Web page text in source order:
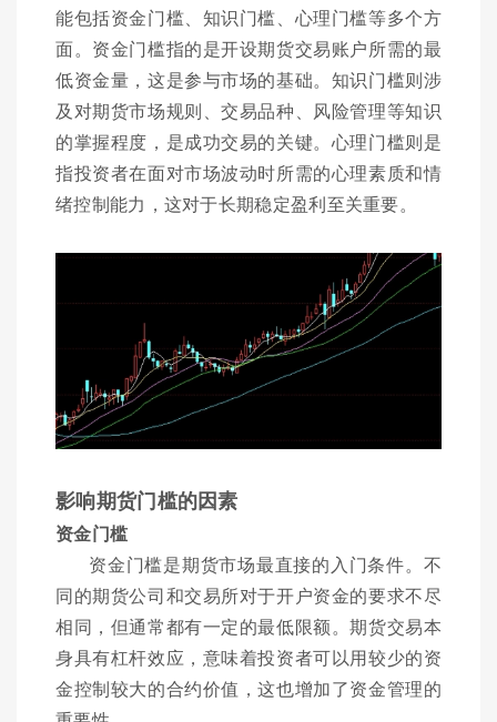
能包括资金门槛、知识门槛、心理门槛等多个方
面。资金门槛指的是开设期货交易账户所需的最
低资金量，这是参与市场的基础。知识门槛则涉
及对期货市场规则、交易品种、风险管理等知识
的掌握程度，是成功交易的关键。心理门槛则是
指投资者在面对市场波动时所需的心理素质和情
绪控制能力，这对于长期稳定盈利至关重要。
影响期货门槛的因素
资金门槛
资金门槛是期货市场最直接的入门条件。不
同的期货公司和交易所对于开户资金的要求不尽
相同，但通常都有一定的最低限额。期货交易本
身具有杠杆效应，意味着投资者可以用较少的资
金控制较大的合约价值，这也增加了资金管理的